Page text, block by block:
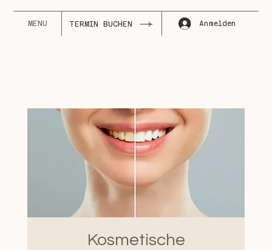
TERMIN BUCHEN Anmelden
MENU
Kosmetische